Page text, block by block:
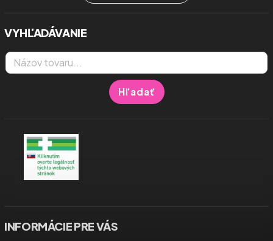
VYHĽADÁVANIE
Hľadať
INFORMÁCIE PRE VÁS